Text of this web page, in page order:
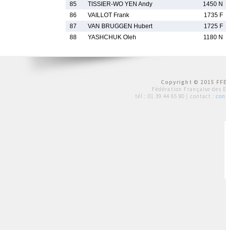
85
TISSIER-WO YEN Andy
1450 N
86
VAILLOT Frank
1735 F
87
VAN BRUGGEN Hubert
1725 F
88
YASHCHUK Oleh 1180 N
Copyright © 2015
Fédération Française des
tél : 01 39 44 65 80 | contact :